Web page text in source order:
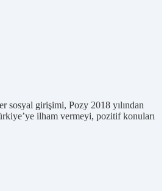
sosyal girişimi, Pozy 2018 yılından
ilham vermeyi, pozitif konuları